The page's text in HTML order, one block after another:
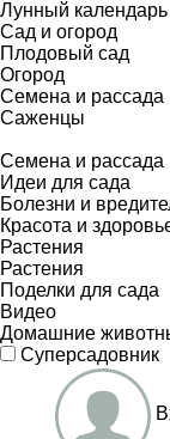
Лунный календарь
Сад и огород
Плодовый сад
Огород
Семена и рассада
Саженцы
Семена и рассада
Идеи для сада
Болезни и
Красота и
Растения
Растения
Поделки для сада
Видео
Домашние
Суперсадовник